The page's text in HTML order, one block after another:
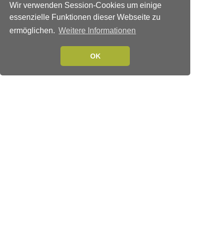
Wir verwenden Session-Cookies um einige
essenzielle Funktionen dieser Webseite zu
ermöglichen. Weitere Informationen
OK